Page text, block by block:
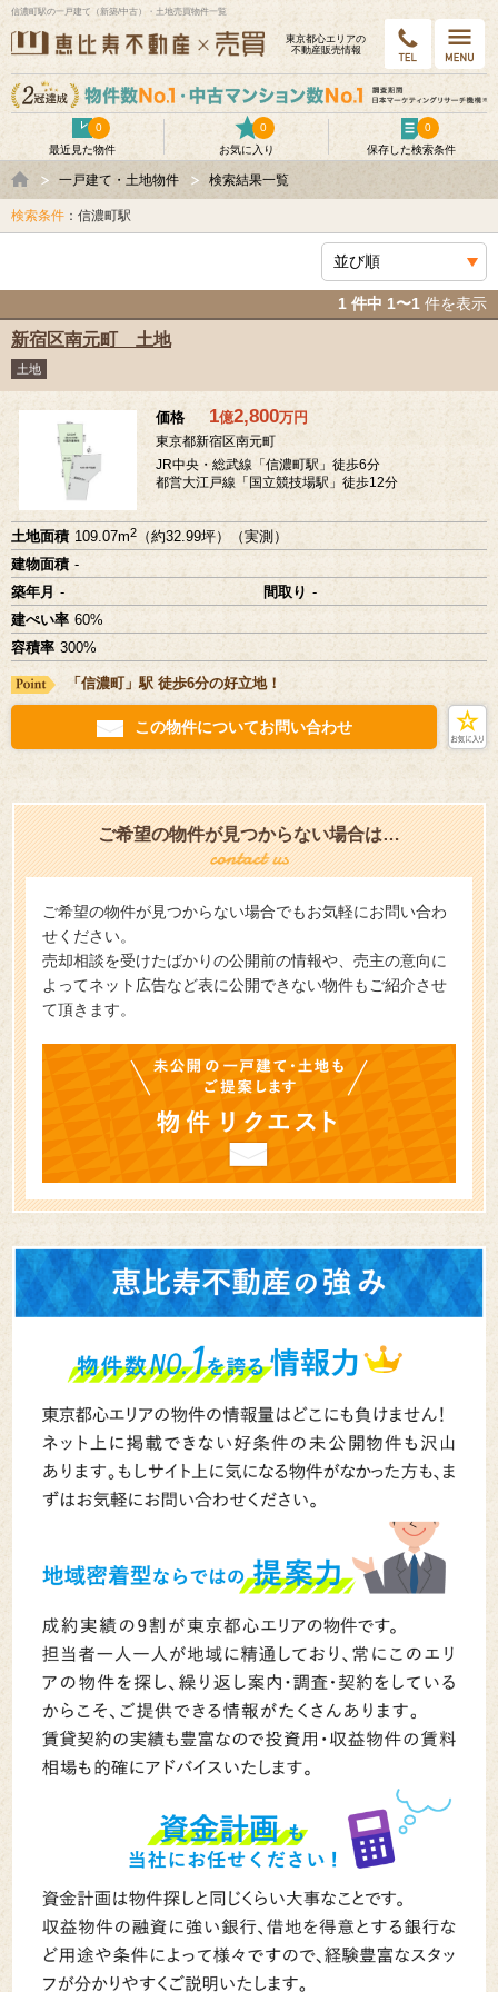
信濃町駅の一戸建て（新築/中古）・土地売買物件一覧
東京都⼼エリアの
不動産販売情報
最近見た物件
0
お気に入り
0
保存した検索条件
0
一戸建て・土地物件 検索結果一覧
検索条件 ：信濃町駅
1 件中 1〜1 件を表示
新宿区南元町 土地
土地
価格 1億2,800万円
東京都新宿区南元町
JR中央・総武線「信濃町駅」徒歩6分
都営大江戸線「国立競技場駅」徒歩12分
土地面積 109.07m2
（約32.99坪）（実測）
建物面積 -
築年月 - 間取り -
建ぺい率 60%
容積率 300%
「信濃町」駅 徒歩6分の好立地！
この物件についてお問い合わせ
ご希望の物件が見つからない場合は…
ご希望の物件が見つからない場合でもお気軽にお問い合わ
せください。
売却相談を受けたばかりの公開前の情報や、売主の意向に
よってネット広告など表に公開できない物件もご紹介させ
て頂きます。